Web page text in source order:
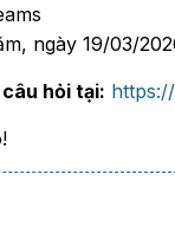
ngày 19/03/
hỏi tại: